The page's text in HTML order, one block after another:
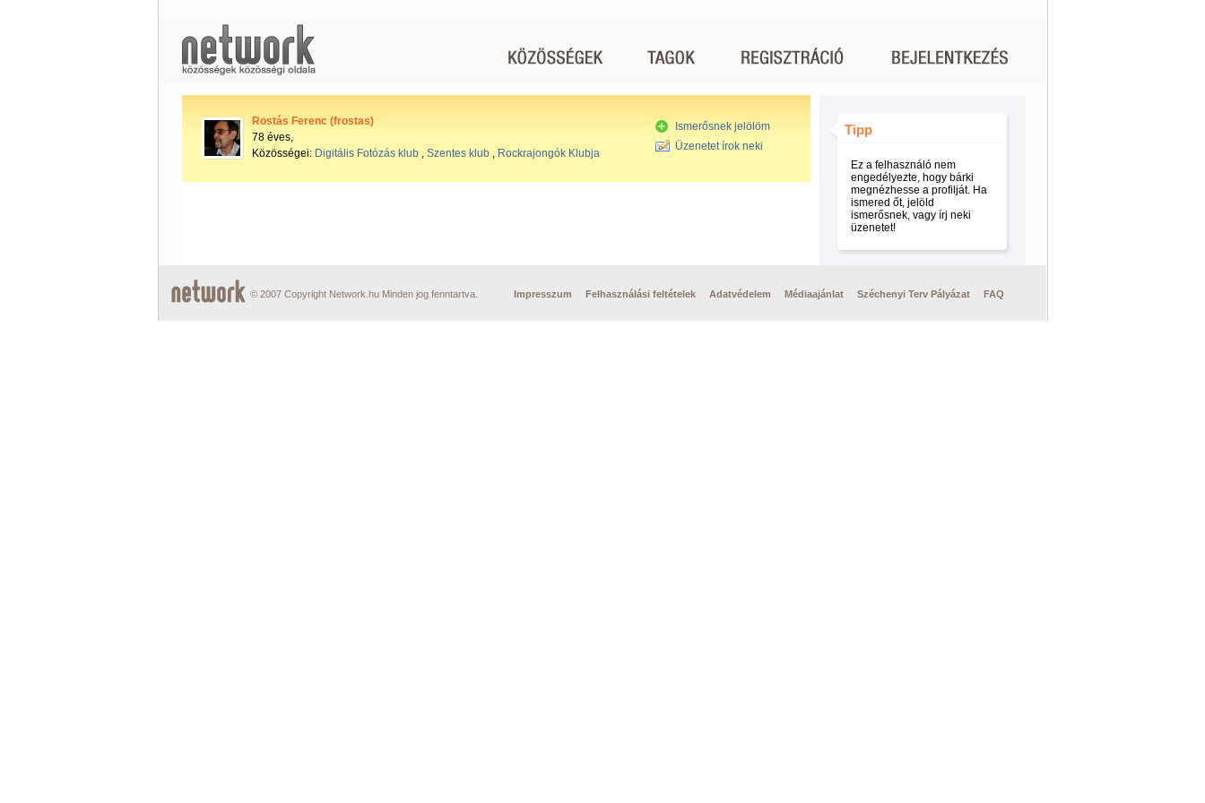
Rostás Ferenc (frostas)
78 éves,
Közösségei: Digitális Fotózás klub, Szentes klub, Rockrajongók Klubja
Ismerősnek jelölöm
Üzenetet írok neki
Tipp
Ez a felhasználó nem
engedélyezte, hogy bárki
megnézhesse a profilját. Ha
ismered őt, jelöld
ismerősnek, vagy írj neki
üzenetet!
© 2007 Copyright Network.hu Minden jog fenntartva. Impresszum Felhasználási feltételek Adatvédelem Médiaajánlat Széchenyi Terv Pályázat FAQ